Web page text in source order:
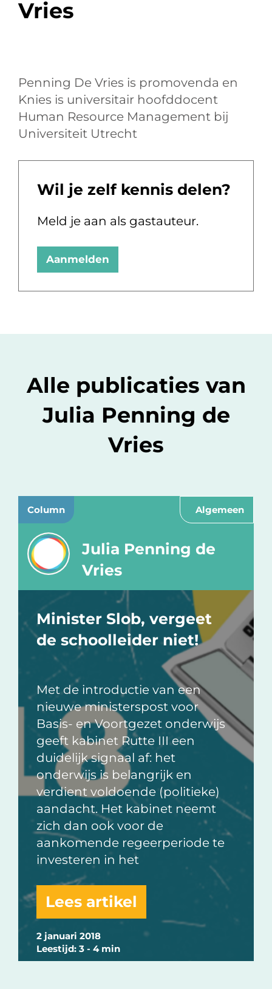
Vries
Penning De Vries is promovenda en
Knies is universitair hoofddocent
Human Resource Management bij
Universiteit Utrecht
Wil je zelf kennis delen?
Meld je aan als gastauteur.
Aanmelden
Alle publicaties van
Julia Penning de
Vries
Column Algemeen
2 januari 2018
Leestijd: 3 - 4 min
Julia Penning de
Vries
Minister Slob, vergeet
de schoolleider niet!
Met de introductie van een
nieuwe ministerspost voor
Basis- en Voortgezet onderwijs
geeft kabinet Rutte III een
duidelijk signaal af: het
onderwijs is belangrijk en
verdient voldoende (politieke)
aandacht. Het kabinet neemt
zich dan ook voor de
aankomende regeerperiode te
investeren in het
Lees artikel